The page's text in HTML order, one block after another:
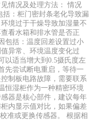
情况及处理方法： 情况
：柜门密封条老化导致漏
境过于干燥导致加湿量不
看水箱和排水管是否正
包括：温度回差设置过小
异常、环境温度变化过
以适当增大到0.5摄氏度左
先尝试断电重启，等待一
制板电路故障，需要联系
恒湿柜作为一种精密环境
器是核心部件，建议每年
内显示值对比，如果偏差
准或更换传感器。 根据相